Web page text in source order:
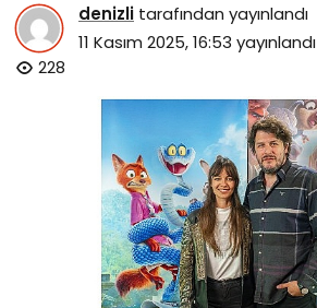
denizli tarafından yayınlandı
11 Kasım 2025, 16:53 yayınlandı
228